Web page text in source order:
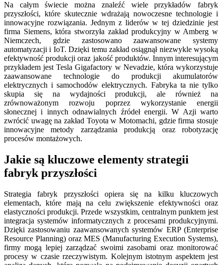
Na całym świecie można znaleźć wiele przykładów fabryk
przyszłości, które skutecznie wdrażają nowoczesne technologie i
innowacyjne rozwiązania. Jednym z liderów w tej dziedzinie jest
firma Siemens, która stworzyła zakład produkcyjny w Amberg w
Niemczech, gdzie zastosowano zaawansowane systemy
automatyzacji i IoT. Dzięki temu zakład osiągnął niezwykle wysoką
efektywność produkcji oraz jakość produktów. Innym interesującym
przykładem jest Tesla Gigafactory w Nevadzie, która wykorzystuje
zaawansowane technologie do produkcji akumulatorów
elektrycznych i samochodów elektrycznych. Fabryka ta nie tylko
skupia się na wydajności produkcji, ale również na
zrównoważonym rozwoju poprzez wykorzystanie energii
słonecznej i innych odnawialnych źródeł energii. W Azji warto
zwrócić uwagę na zakład Toyota w Motomachi, gdzie firma stosuje
innowacyjne metody zarządzania produkcją oraz robotyzację
procesów montażowych.
Jakie są kluczowe elementy strategii
fabryk przyszłości
Strategia fabryk przyszłości opiera się na kilku kluczowych
elementach, które mają na celu zwiększenie efektywności oraz
elastyczności produkcji. Przede wszystkim, centralnym punktem jest
integracja systemów informatycznych z procesami produkcyjnymi.
Dzięki zastosowaniu zaawansowanych systemów ERP (Enterprise
Resource Planning) oraz MES (Manufacturing Execution Systems),
firmy mogą lepiej zarządzać swoimi zasobami oraz monitorować
procesy w czasie rzeczywistym. Kolejnym istotnym aspektem jest